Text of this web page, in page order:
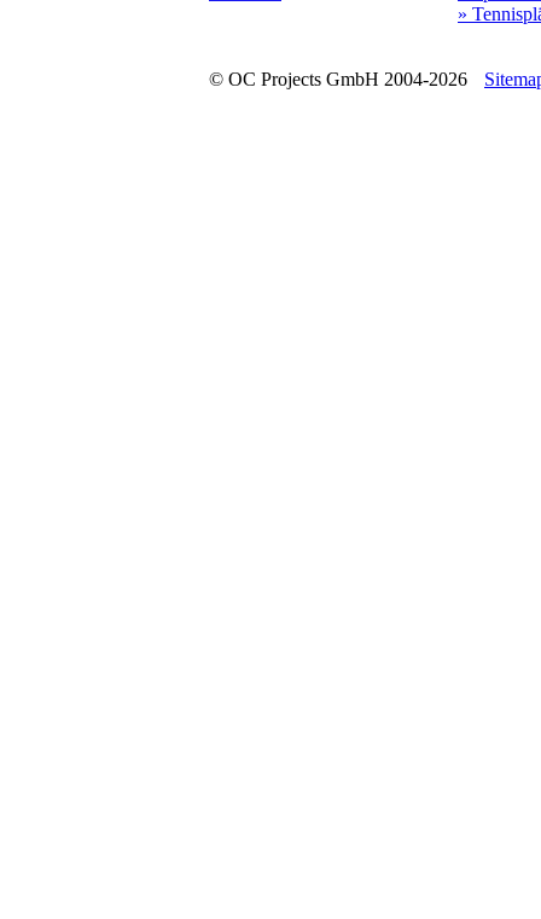
»
© OC Projects GmbH 2004-2026